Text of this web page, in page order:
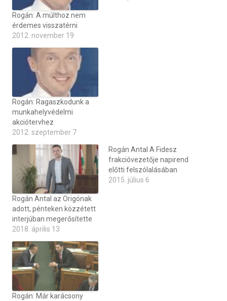
Rogán: A múlthoz nem
érdemes visszatérni
2012. november 19
Rogán: Ragaszkodunk a
munkahelyvédelmi
akciótervhez
2012. szeptember 7
Rogán Antal az Origónak
adott, pénteken közzétett
interjúban megerősítette
2018. április 13
Rogán Antal A Fidesz
frakcióvezetője napirend
előtti felszólalásában
2015. július 6
Rogán: Már karácsony